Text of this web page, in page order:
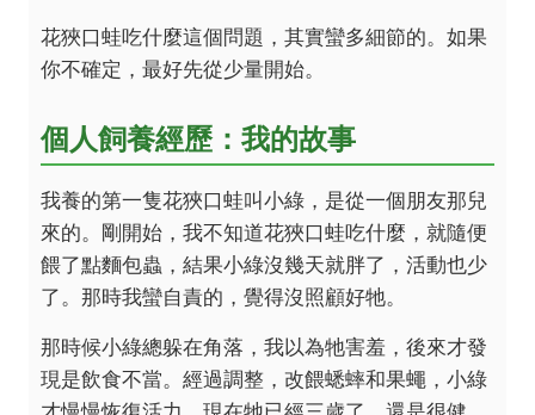
花狹口蛙吃什麼這個問題，其實蠻多細節的。如果
你不確定，最好先從少量開始。
個人飼養經歷：我的故事
我養的第一隻花狹口蛙叫小綠，是從一個朋友那兒
來的。剛開始，我不知道花狹口蛙吃什麼，就隨便
餵了點麵包蟲，結果小綠沒幾天就胖了，活動也少
了。那時我蠻自責的，覺得沒照顧好牠。
那時候小綠總躲在角落，我以為牠害羞，後來才發
現是飲食不當。經過調整，改餵蟋蟀和果蠅，小綠